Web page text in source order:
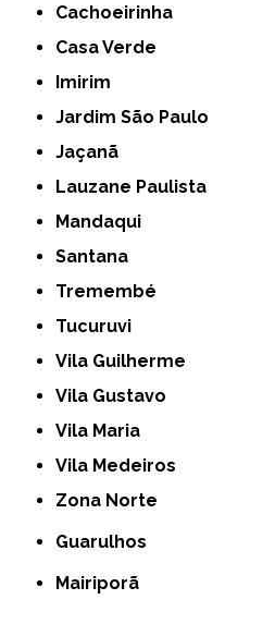
Cachoeirinha
Casa Verde
Imirim
Jardim São Paulo
Jaçanã
Lauzane Paulista
Mandaqui
Santana
Tremembé
Tucuruvi
Vila Guilherme
Vila Gustavo
Vila Maria
Vila Medeiros
Zona Norte
Guarulhos
Mairiporã